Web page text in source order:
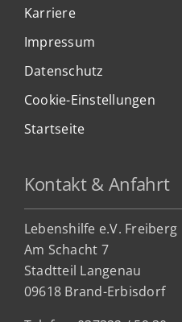
Karriere
Impressum
Datenschutz
Cookie-Einstellungen
Startseite
Kontakt & Anfahrt
Lebenshilfe e.V. Freiberg
Am Schacht 7
Stadtteil Langenau
09618 Brand-Erbisdorf